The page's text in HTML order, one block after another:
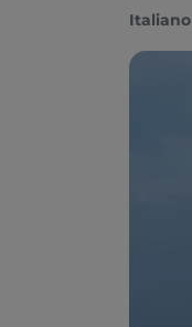
Italiano